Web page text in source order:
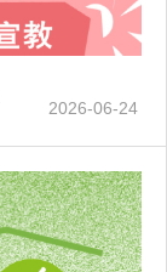
2026-06-24